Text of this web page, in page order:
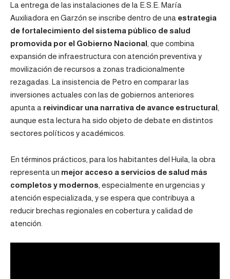
La entrega de las instalaciones de la E.S.E. María
Auxiliadora en Garzón se inscribe dentro de una estrategia
de fortalecimiento del sistema público de salud
promovida por el Gobierno Nacional , que combina
expansión de infraestructura con atención preventiva y
movilización de recursos a zonas tradicionalmente
rezagadas. La insistencia de Petro en comparar las
inversiones actuales con las de gobiernos anteriores
apunta a reivindicar una narrativa de avance estructural
aunque esta lectura ha sido objeto de debate en distintos
sectores políticos y académicos.
En términos prácticos, para los habitantes del Huila, la obra
representa un mejor acceso a servicios de salud más
completos y modernos , especialmente en urgencias y
atención especializada, y se espera que contribuya a
reducir brechas regionales en cobertura y calidad de
atención.